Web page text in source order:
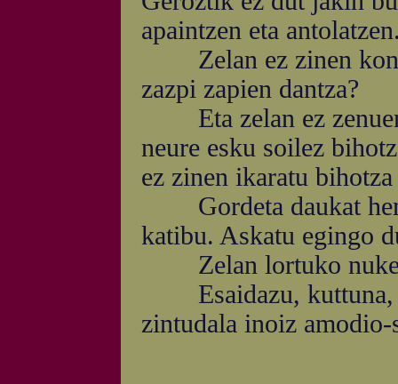
apaintzen eta
Zelan ez zinen
zazpi zapien dantza?
Eta zelan ez zenuen
neure esku soilez
ez zinen ikaratu
Gordeta daukat
katibu. Askatu egingo
Zelan lortuko nuke
Esaidazu, kuttuna,
zintudala inoiz amodio-